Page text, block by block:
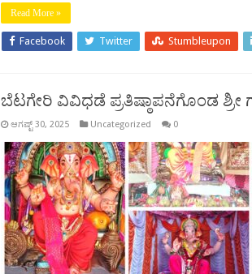
Read More »
Facebook Twitter Stumbleupon
ಬೆಟಗೇರಿ ವಿವಿಧಡೆ ಪ್ರತಿಷ್ಠಾಪನೆಗೊಂಡ
ಆಗಷ್ಟ್ 30, 2025 Uncategorized 0